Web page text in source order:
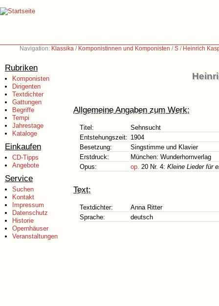
Navigation: Klassika / Komponistinnen und Komponisten /S / Heinrich
Rubriken
Komponisten
Dirigenten
Textdichter
Gattungen
Begriffe
Tempi
Jahrestage
Kataloge
Einkaufen
CD-Tipps
Angebote
Service
Suchen
Kontakt
Impressum
Datenschutz
Historie
Opernhäuser
Veranstaltungen
Allgemeine Angaben zum Werk:
Titel:
Sehnsucht
Entstehungszeit: 1904
Besetzung:
Singstimme und Klavier
Erstdruck:
München: Wunderhornverlag
Opus:
op. 20 Nr. 4: Kleine Lieder für
Text:
Textdichter:
Anna Ritter
Sprache:
deutsch